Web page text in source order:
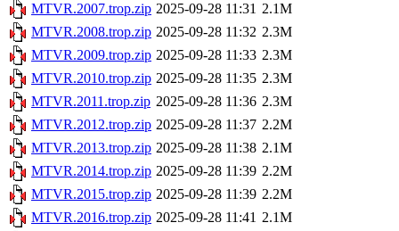
MTVR.2007.trop.zip 2025-09-28 11:31 2.1M
MTVR.2008.trop.zip 2025-09-28 11:32 2.3M
MTVR.2009.trop.zip 2025-09-28 11:33 2.3M
MTVR.2010.trop.zip 2025-09-28 11:35 2.3M
MTVR.2011.trop.zip 2025-09-28 11:36 2.3M
MTVR.2012.trop.zip 2025-09-28 11:37 2.2M
MTVR.2013.trop.zip 2025-09-28 11:38 2.1M
MTVR.2014.trop.zip 2025-09-28 11:39 2.2M
MTVR.2015.trop.zip 2025-09-28 11:39 2.2M
MTVR.2016.trop.zip 2025-09-28 11:41 2.1M